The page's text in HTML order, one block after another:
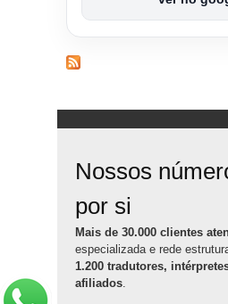
Nossos
por si
Mais de 30.000 clientes
especializada e rede
1.200 tradutores,
afiliados